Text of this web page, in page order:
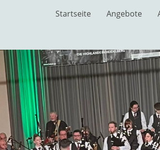
Startseite Angebote